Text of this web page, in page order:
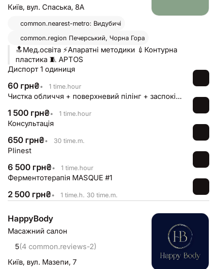
Київ, вул. Спаська, 8А
common.nearest-metro: Видубичі
common.region Печерський, Чорна Гора
🔝Мед.oсвіта ⚡Апаратні методики 💉Контурна
пластика 🧵 APTOS
Диспорт 1 одиниця
60 грн₴• 1 time.hour
Чистка обличчя + поверхневий пілінг + заспокійлива маска
1 500 грн₴• 1 time.hour
Консультація
650 грн₴• 30 time.m.
Plinest
6 500 грн₴• 1 time.hour
Ферментотерапія MASQUE #1
2 500 грн₴• 1 time.h. 30 time.m.
HappyBody
Масажний салон
5(4 common.reviews-2)
Київ, вул. Мазепи, 7